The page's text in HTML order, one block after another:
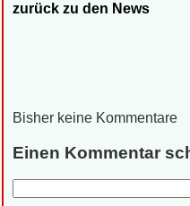
zurück zu den News
Bisher keine Kommentare
Einen Kommentar